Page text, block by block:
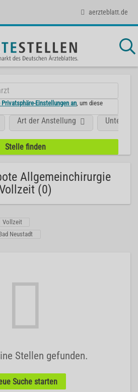
aerzteblatt.de
Einstellungen an , um diese
Art der Anstellung
Allgemeinchirurgie
(0)
Vollzeit
Neustadt
Stellen gefunden.
Suche starten